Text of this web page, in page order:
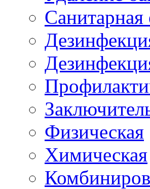
Санитарная
Физическая
Химическая